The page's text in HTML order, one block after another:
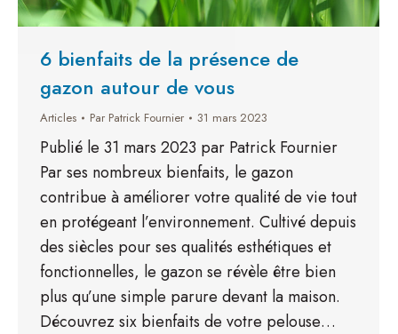
6 bienfaits de la présence de
gazon autour de vous
Articles Par Patrick Fournier 31 mars 2023
Publié le 31 mars 2023 par Patrick Fournier
Par ses nombreux bienfaits, le gazon
contribue à améliorer votre qualité de vie tout
en protégeant l’environnement. Cultivé depuis
des siècles pour ses qualités esthétiques et
fonctionnelles, le gazon se révèle être bien
plus qu’une simple parure devant la maison.
Découvrez six bienfaits de votre pelouse…